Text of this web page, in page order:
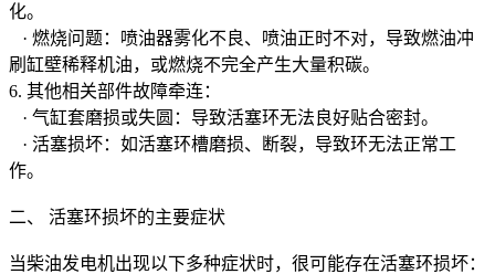
化。
· 燃烧问题：喷油器雾化不良、喷油正时不对，导致燃油冲
刷缸壁稀释机油，或燃烧不完全产生大量积碳。
6. 其他相关部件故障牵连：
· 气缸套磨损或失圆：导致活塞环无法良好贴合密封。
· 活塞损坏：如活塞环槽磨损、断裂，导致环无法正常工
作。
二、 活塞环损坏的主要症状
当柴油发电机出现以下多种症状时，很可能存在活塞环损坏：